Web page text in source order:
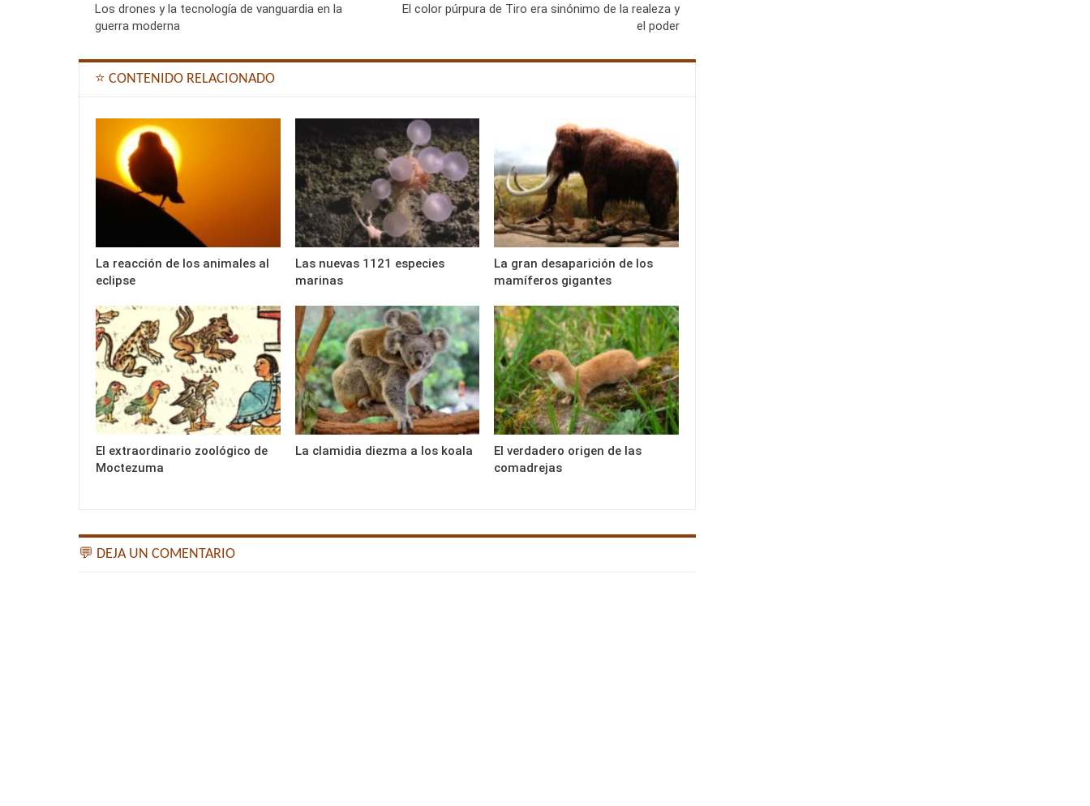
Los drones y la tecnología de vanguardia en la
guerra moderna
El color púrpura de Tiro era sinónimo de la realeza y
el poder
⭐ CONTENIDO RELACIONADO
La reacción de los animales al
eclipse
Las nuevas 1121 especies
marinas
La gran desaparición de los
mamíferos gigantes
El extraordinario zoológico de
Moctezuma
La clamidia diezma a los koala
El verdadero origen de las
comadrejas
💬 DEJA UN COMENTARIO